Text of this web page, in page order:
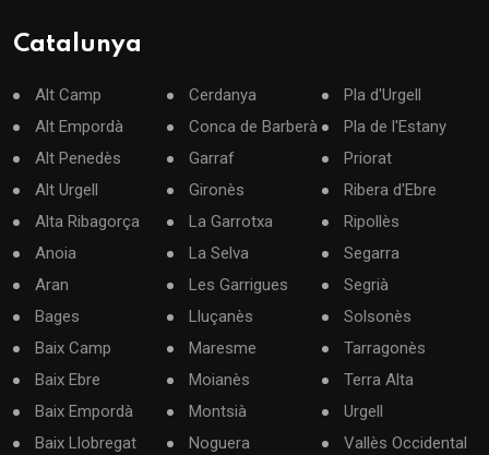
Catalunya
Alt Camp
Alt Empordà
Alt Penedès
Alt Urgell
Alta Ribagorça
Anoia
Aran
Bages
Baix Camp
Baix Ebre
Baix Empordà
Baix Llobregat
Cerdanya
Conca de Barberà
Garraf
Gironès
La Garrotxa
La Selva
Les Garrigues
Lluçanès
Maresme
Moianès
Montsià
Noguera
Pla d'Urgell
Pla de l'Estany
Priorat
Ribera d'Ebre
Ripollès
Segarra
Segrià
Solsonès
Tarragonès
Terra Alta
Urgell
Vallès Occidental